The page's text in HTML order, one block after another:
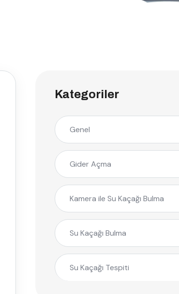
Kategoriler
Genel
Gider Açma
Kamera ile Su Kaçağı Bulma
Su Kaçağı Bulma
Su Kaçağı Tespiti